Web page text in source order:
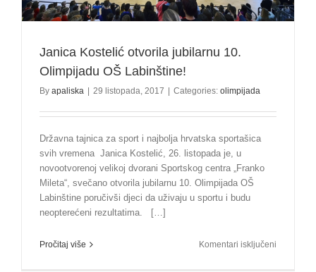
Janica Kostelić otvorila jubilarnu 10.
Olimpijadu OŠ Labinštine!
By apaliska | 29 listopada, 2017 | Categories: olimpijada
Državna tajnica za sport i najbolja hrvatska sportašica
svih vremena Janica Kostelić, 26. listopada je, u
novootvorenoj velikoj dvorani Sportskog centra „Franko
Mileta“, svečano otvorila jubilarnu 10. Olimpijada OŠ
Labinštine poručivši djeci da uživaju u sportu i budu
neopterećeni rezultatima. […]
Pročitaj više Komentari isključeni